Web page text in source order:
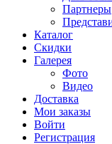
Партнеры
Каталог
Скидки
Галерея
Фото
Видео
Доставка
Мои заказы
Войти
Регистрация